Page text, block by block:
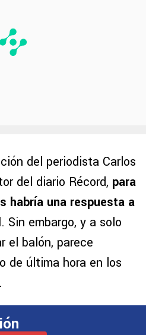
del periodista Carlos
del diario Récord, para
habría una respuesta a
. Sin embargo, y a solo
el balón, parece
de última hora en los